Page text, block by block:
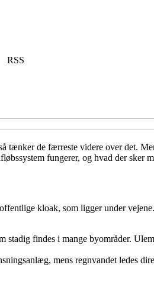
RSS
de færreste videre over det.
fungerer, og hvad der sker
kloak, som ligger under
findes i mange byområder.
mens regnvandet ledes